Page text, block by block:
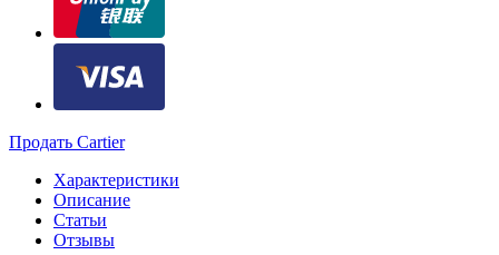
Продать Cartier
Характеристики
Описание
Статьи
Отзывы